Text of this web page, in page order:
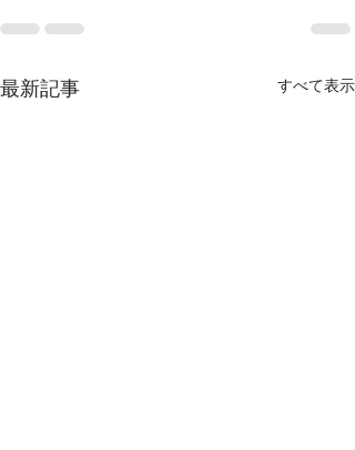
最新記事 すべて表示